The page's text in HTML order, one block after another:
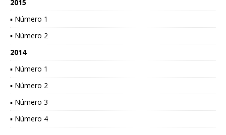
2015
▪ Número 1
▪ Número 2
2014
▪ Número 1
▪ Número 2
▪ Número 3
▪ Número 4